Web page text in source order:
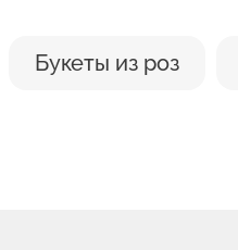
Букеты из роз